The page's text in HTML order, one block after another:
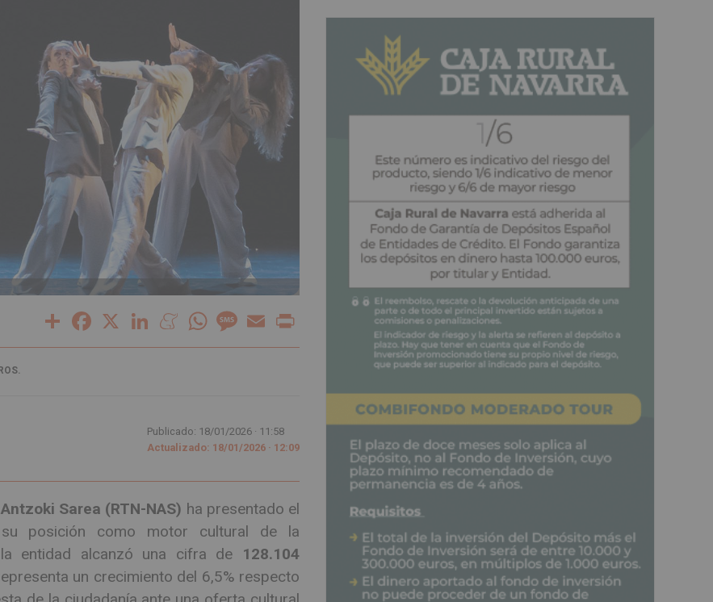
Share Facebook LinkedInMeneameWhatsAppMessage
Email
Publicado: 18/01/2026 · 11:58
Actualizado: 18/01/2026 · 12:09
Sarea (RTN-NAS) ha presentado el
posición como motor cultural de la
entidad alcanzó una cifra de 128.104
un crecimiento del 6,5% respecto